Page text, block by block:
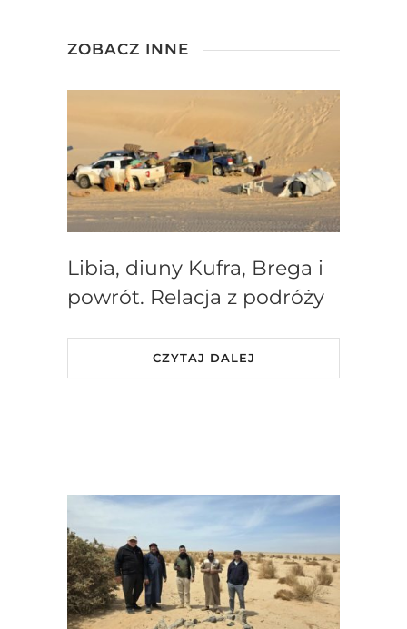
ZOBACZ INNE
Libia, diuny Kufra, Brega i
powrót. Relacja z podróży
CZYTAJ DALEJ